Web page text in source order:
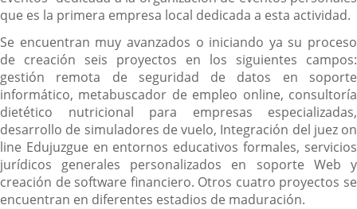
que es la primera empresa local dedicada a esta actividad.
Se encuentran muy avanzados o iniciando ya su proceso
de creación seis proyectos en los siguientes campos:
gestión remota de seguridad de datos en soporte
informático, metabuscador de empleo online, consultoría
dietético nutricional para empresas especializadas,
desarrollo de simuladores de vuelo, Integración del juez on
line Edujuzgue en entornos educativos formales, servicios
jurídicos generales personalizados en soporte Web y
creación de software financiero. Otros cuatro proyectos se
encuentran en diferentes estadios de maduración.